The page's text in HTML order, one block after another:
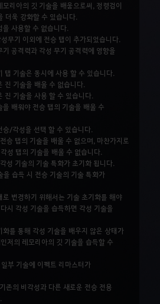
리아의 깃 기술을 배움으로써, 정령검이
더욱 강화할 수 있습니다.
사용할 수 없습니다.
무기 이외에 전승 탭이 추가되었습니다.
공격력과 각성 무기 공격력에 영향을
탭 기술은 동시에 사용 할 수 있습니다.
진 기술을 배울 수 없습니다.
진 기술을 사용 할 수 있습니다.
배워야 전승 탭의 기술을 배울 수
/각성을 선택 할 수 있습니다.
승 탭의 기술을 배울 수 없으며, 마찬가지로
성 탭의 기술을 배울 수 없습니다.
성 기술의 기술 특화가 초기화 됩니다.
을 습득 시 전승 기술의 기술 특화가
변경하기 위해서는 기술 초기화를 해야
시 각성 기술을 습득하면 각성 기술을
를 통해 각성 기술을 배우지 않은 상태가
저의 레모리아의 깃 기술을 습득할 수
부 기술에 이펙트 리마스터가
존의 비각성과 다른 새로운 전승 전용